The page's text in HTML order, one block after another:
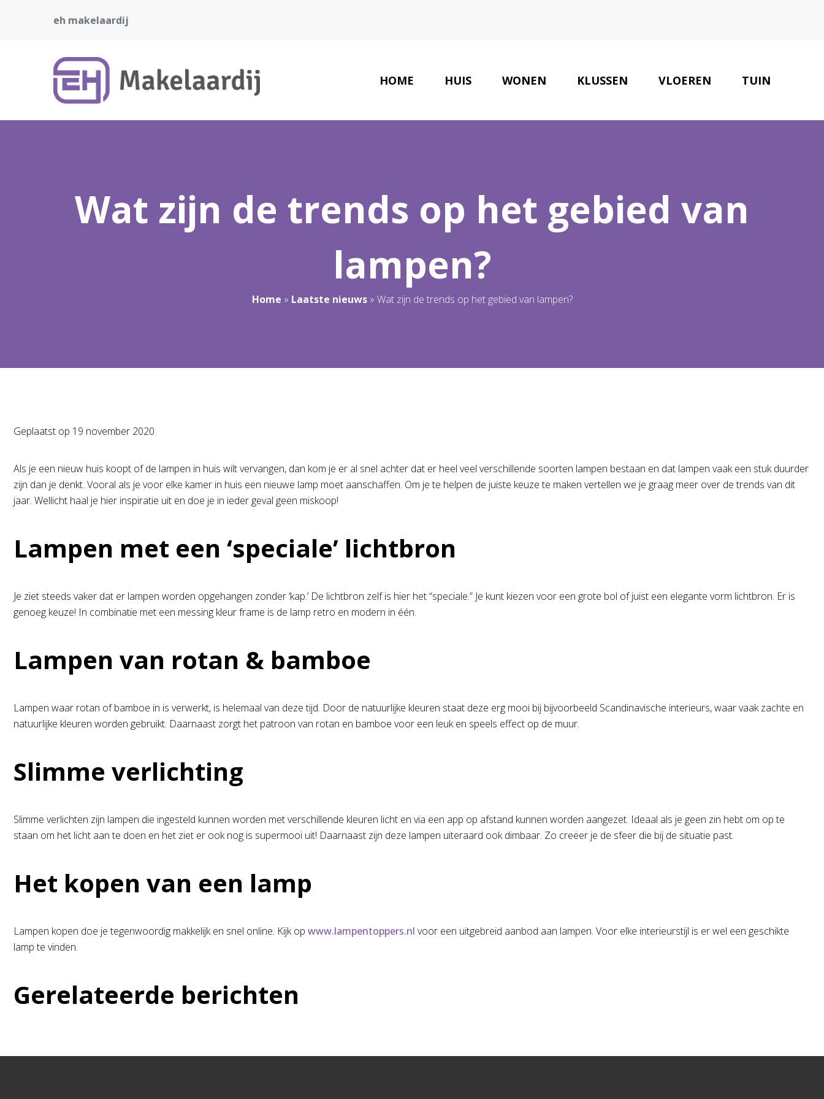
eh makelaardij
HOME HUIS WONEN KLUSSEN VLOEREN TUIN
Wat zijn de trends op het gebied van
lampen?
Home » Laatste nieuws» Wat zijn de trends op het gebied van lampen?
Geplaatst op 19 november 2020
Als je een nieuw huis koopt of de lampen in huis wilt vervangen, dan kom je er al snel achter dat er heel veel verschillende soorten lampen bestaan en dat lampen vaak een stuk duurder
zijn dan je denkt. Vooral als je voor elke kamer in huis een nieuwe lamp moet aanschaffen. Om je te helpen de juiste keuze te maken vertellen we je graag meer over de trends van dit
jaar. Wellicht haal je hier inspiratie uit en doe je in ieder geval geen miskoop!
Lampen met een ‘speciale’ lichtbron
Je ziet steeds vaker dat er lampen worden opgehangen zonder ‘kap.’ De lichtbron zelf is hier het “speciale.” Je kunt kiezen voor een grote bol of juist een elegante vorm lichtbron. Er is
genoeg keuze! In combinatie met een messing kleur frame is de lamp retro en modern in één.
Lampen van rotan & bamboe
Lampen waar rotan of bamboe in is verwerkt, is helemaal van deze tijd. Door de natuurlijke kleuren staat deze erg mooi bij bijvoorbeeld Scandinavische interieurs, waar vaak zachte en
natuurlijke kleuren worden gebruikt. Daarnaast zorgt het patroon van rotan en bamboe voor een leuk en speels effect op de muur.
Slimme verlichting
Slimme verlichten zijn lampen die ingesteld kunnen worden met verschillende kleuren licht en via een app op afstand kunnen worden aangezet. Ideaal als je geen zin hebt om op te
staan om het licht aan te doen en het ziet er ook nog is supermooi uit! Daarnaast zijn deze lampen uiteraard ook dimbaar. Zo creëer je de sfeer die bij de situatie past.
Het kopen van een lamp
Lampen kopen doe je tegenwoordig makkelijk en snel online. Kijk op www.lampentoppers.nl voor een uitgebreid aanbod aan lampen. Voor elke interieurstijl is er wel een geschikte
lamp te vinden.
Gerelateerde berichten